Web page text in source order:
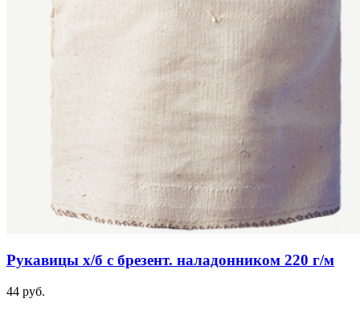
Рукавицы х/б с брезент. наладонником 220 г/м
44 руб.